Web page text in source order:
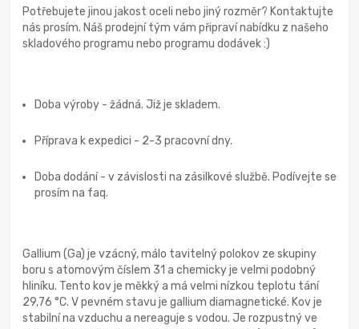
Potřebujete jinou jakost oceli nebo jiný rozměr? Kontaktujte
nás prosím. Náš prodejní tým vám připraví nabídku z našeho
skladového programu nebo programu dodávek :)
Doba výroby - žádná. Již je skladem.
Příprava k expedici - 2-3 pracovní dny.
Doba dodání - v závislosti na zásilkové službě. Podívejte se
prosím na faq.
Gallium (Ga) je vzácný, málo tavitelný polokov ze skupiny
boru s atomovým číslem 31 a chemicky je velmi podobný
hliníku. Tento kov je měkký a má velmi nízkou teplotu tání
29,76 °C. V pevném stavu je gallium diamagnetické. Kov je
stabilní na vzduchu a nereaguje s vodou. Je rozpustný ve